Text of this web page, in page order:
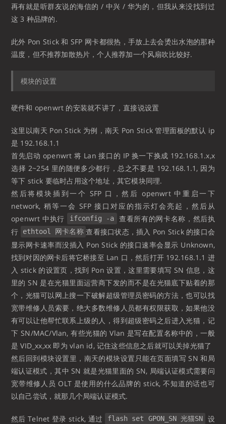
再有就是听群友说的海信的 / 中兴 / 华为的，但我从来没找到过
这 3 种品牌的.
此外 Pon Stick 和 SFP 网卡都很热，手放上去会烫出水泡的那种
温度，但不推荐加散热片，个人推荐加一个风扇吹比较好.
模块的设置
硬件和 openwrt 的安装就不讲了，直接说设置
这里以南天 Pon Stick 为例，南天 Pon Stick 管理面板的默认 ip
是 192.168.1.1
首先启动 openwrt 将 Lan 接口的 IP 换一下换成 192.168.1.x,x
选择 2~254 里的随便多少都行，总之不要是 192.168.1.1, 因为
等下 stick 要临时占用这个地址，其它模块同理.
然后将模块插到一个 SFP 口，然后 openwrt 中重启一下
network, 稍等一会 SFP 接口对应的指示灯会亮起，然后从
openwrt 中执行
ifconfig -a
查看所有的网卡名称，然后执
行
ethtool 网卡名称 查看接口状态，插入 Pon Stick 的接口会
显示网卡速率而没插入 Pon Stick 的接口速率会显示 Unknown,
找到对因的网卡后将它桥接至 Lan 口，然后打开 192.168.1.1 进
入 stick 的设置页，找到 Pon 设置，这里需要填写 SN 信息，这
里的 SN 是在光猫里面运营商下发的而不是在光猫底下贴着的那
个，光猫可以网上搜一下破解超级管理员密码的方法，也可以找
宽带维修人员索要，绝大多数维修人员都有权限获取，如果他没
有可以让他帮忙联系上级的人，得到超级密码之后进入光猫，记
下 SN/MAC/Vlan, 有些光猫的 Vlan 是写在配置名称中的，一般
是 VID_xx,xx 即为 vlan id, 记住这些信息之后就可以关掉光猫了
然后回到模块设置里，南天的模块设置只能在页面填写 SN 和局
端认证模式，其中 SN 就是光猫里面的 SN, 局端认证模式需要问
宽带维修人员 OLT 是使用的什么品牌的 stick, 不知道的话也可
以自己尝试，就那几个局端认证模式.
然后 Telnet 登录 stick, 通过 flash set GPON_SN 光猫SN
设